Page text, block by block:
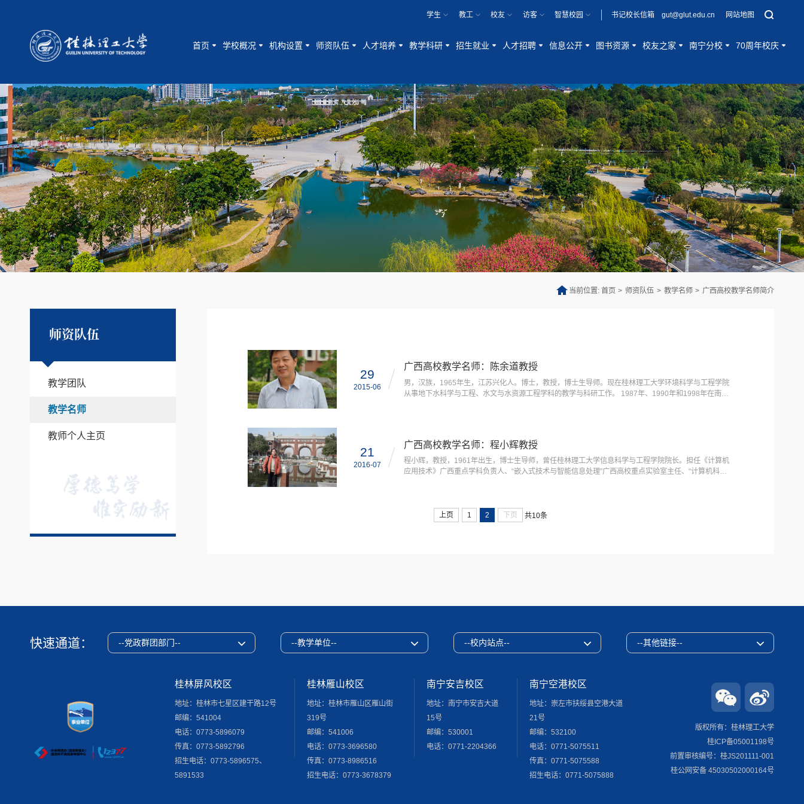
学生 教工 校友 访客 智慧校园 书记校长信箱 gut@glut.edu.cn 网站地图
首页 学校概况 机构设置 师资队伍 人才培养 教学科研 招生就业 人才招聘 信息公开 图书资源 校友之家 南宁分校 70周年校庆
当前位置: 首页 > 师资队伍 > 教学名师 > 广西高校教学名师简介
师资队伍
教学团队
教学名师
教师个人主页
29
2015-06
广西高校教学名师：陈余道教授
男，汉族，1965年生，江苏兴化人。博士，教授，博士生导师。现在桂林理工大学环境科学与工程学院
从事地下水科学与工程、水文与水资源工程学科的教学与科研工作。 1987年、1990年和1998年在南京
21
2016-07
广西高校教学名师：程小辉教授
程小辉，教授，1961年出生，博士生导师，曾任桂林理工大学信息科学与工程学院院长。担任《计算机
应用技术》广西重点学科负责人、“嵌入式技术与智能信息处理”广西高校重点实验室主任、“计算机科学
上页
1 2 下页 共10条
快速通道： --党政群团部门-- --教学单位-- --校内站点-- --其他链接--
桂林屏风校区
地址：桂林市七星区建干路12号
邮编：541004
电话：0773-5896079
传真：0773-5892796
招生电话：0773-5896575、
5891533
桂林雁山校区
地址：桂林市雁山区雁山街
319号
邮编：541006
电话：0773-3696580
传真：0773-8986516
招生电话：0773-3678379
南宁安吉校区
地址：南宁市安吉大道
15号
邮编：530001
电话：0771-2204366
南宁空港校区
地址：崇左市扶绥县空港大道
21号
邮编：532100
电话：0771-5075511
传真：0771-5075588
招生电话：0771-5075888
版权所有：桂林理工大学
桂ICP备05001198号
前置审核编号：桂JS201111-001
桂公网安备 45030502000164号